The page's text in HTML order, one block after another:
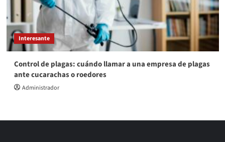
Interesante
Control de plagas: cuándo llamar a una empresa de plagas
ante cucarachas o roedores
Administrador